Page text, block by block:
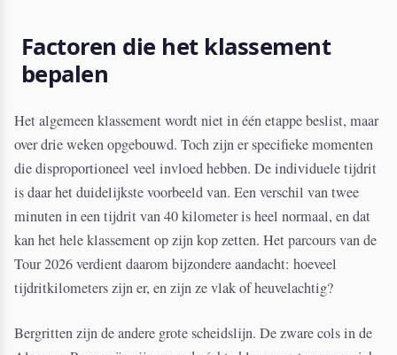
Factoren die het klassement
bepalen
Het algemeen klassement wordt niet in één etappe beslist, maar
over drie weken opgebouwd. Toch zijn er specifieke momenten
die disproportioneel veel invloed hebben. De individuele tijdrit
is daar het duidelijkste voorbeeld van. Een verschil van twee
minuten in een tijdrit van 40 kilometer is heel normaal, en dat
kan het hele klassement op zijn kop zetten. Het parcours van de
Tour 2026 verdient daarom bijzondere aandacht: hoeveel
tijdritkilometers zijn er, en zijn ze vlak of heuvelachtig?
Bergritten zijn de andere grote scheidslijn. De zware cols in de